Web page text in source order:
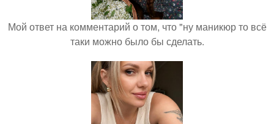
Мой ответ на комментарий о том, что "ну маникюр то всё
таки можно было бы сделать.